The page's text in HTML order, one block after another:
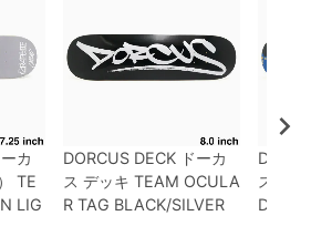
ーカ
TE
LIG
DORCUS DECK ドーカ
ス デッキ TEAM OCULA
R TAG BLACK/SILVER
ス